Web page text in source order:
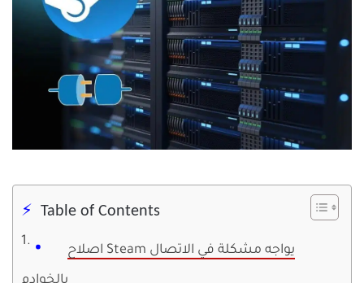
Table of Contents
اصلاح Steam يواجه مشكلة في الاتصال